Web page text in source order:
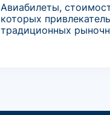
Авиабилеты,
которых
традиционных